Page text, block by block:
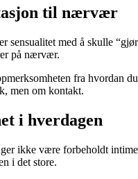
til nærvær
sensualitet med å skulle
på nærvær.
fra hvordan
men om kontakt.
i hverdagen
ikke være forbeholdt
i det store.